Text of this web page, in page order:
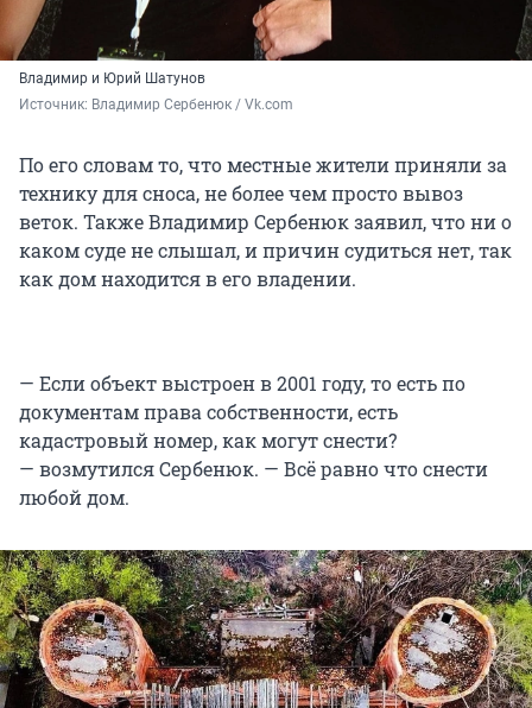
Владимир и Юрий Шатунов
Источник: Владимир Сербенюк / Vk.com
По его словам то, что местные жители приняли за
технику для сноса, не более чем просто вывоз
веток. Также Владимир Сербенюк заявил, что ни о
каком суде не слышал, и причин судиться нет, так
как дом находится в его владении.
— Если объект выстроен в 2001 году, то есть по
документам права собственности, есть
кадастровый номер, как могут снести?
— возмутился Сербенюк. — Всё равно что снести
любой дом.